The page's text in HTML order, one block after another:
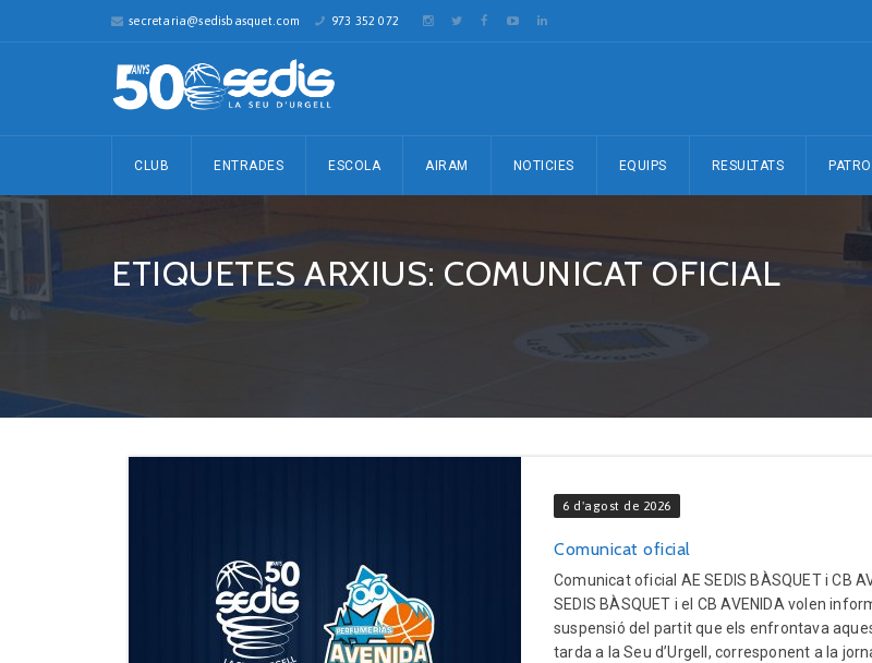
secretaria@sedisbasquet.com 973 352 072
CLUB ENTRADES ESCOLA AIRAM NOTICIES EQUIPS RESULTATS
ETIQUETES ARXIUS: COMUNICAT OFICIAL
6 d'agost de 2026
Comunicat oficial
Comunicat oficial AE SEDIS BÀSQUET i CB
SEDIS BÀSQUET i el CB AVENIDA volen
suspensió del partit que els enfrontava
tarda a la Seu d’Urgell, corresponent a la